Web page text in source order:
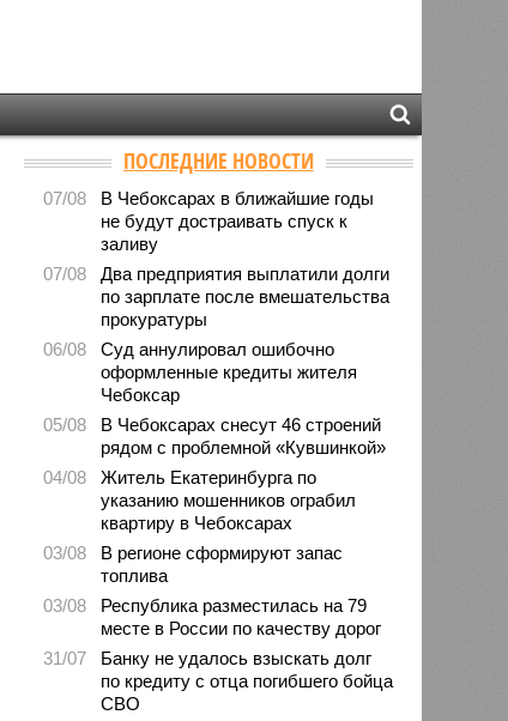
ПОСЛЕДНИЕ НОВОСТИ
07/08
В Чебоксарах в ближайшие годы
не будут достраивать спуск к
заливу
07/08
Два предприятия выплатили долги
по зарплате после вмешательства
прокуратуры
06/08
Суд аннулировал ошибочно
оформленные кредиты жителя
Чебоксар
05/08
В Чебоксарах снесут 46 строений
рядом с проблемной «Кувшинкой»
04/08
Житель Екатеринбурга по
указанию мошенников ограбил
квартиру в Чебоксарах
03/08
В регионе сформируют запас
топлива
03/08
Республика разместилась на 79
месте в России по качеству дорог
31/07
Банку не удалось взыскать долг
по кредиту с отца погибшего бойца
СВО